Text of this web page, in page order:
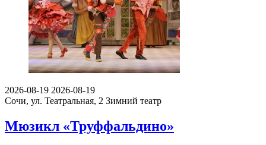
2026-08-19 2026-08-19
Сочи, ул. Театральная, 2 Зимний театр
Мюзикл «Труффальдино»